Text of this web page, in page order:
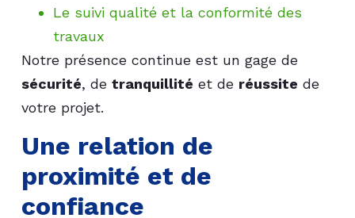
Le suivi qualité et la conformité des
travaux
Notre présence continue est un gage de
sécurité, de tranquillité et de réussite de
votre projet.
Une relation de
proximité et de
confiance